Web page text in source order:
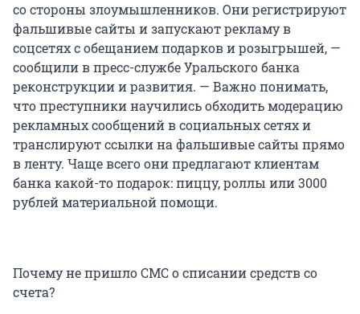
со стороны злоумышленников. Они регистрируют
фальшивые сайты и запускают рекламу в
соцсетях с обещанием подарков и розыгрышей, —
сообщили в пресс-службе Уральского банка
реконструкции и развития. — Важно понимать,
что преступники научились обходить модерацию
рекламных сообщений в социальных сетях и
транслируют ссылки на фальшивые сайты прямо
в ленту. Чаще всего они предлагают клиентам
банка какой-то подарок: пиццу, роллы или 3000
рублей материальной помощи.
Почему не пришло СМС о списании средств со
счета?